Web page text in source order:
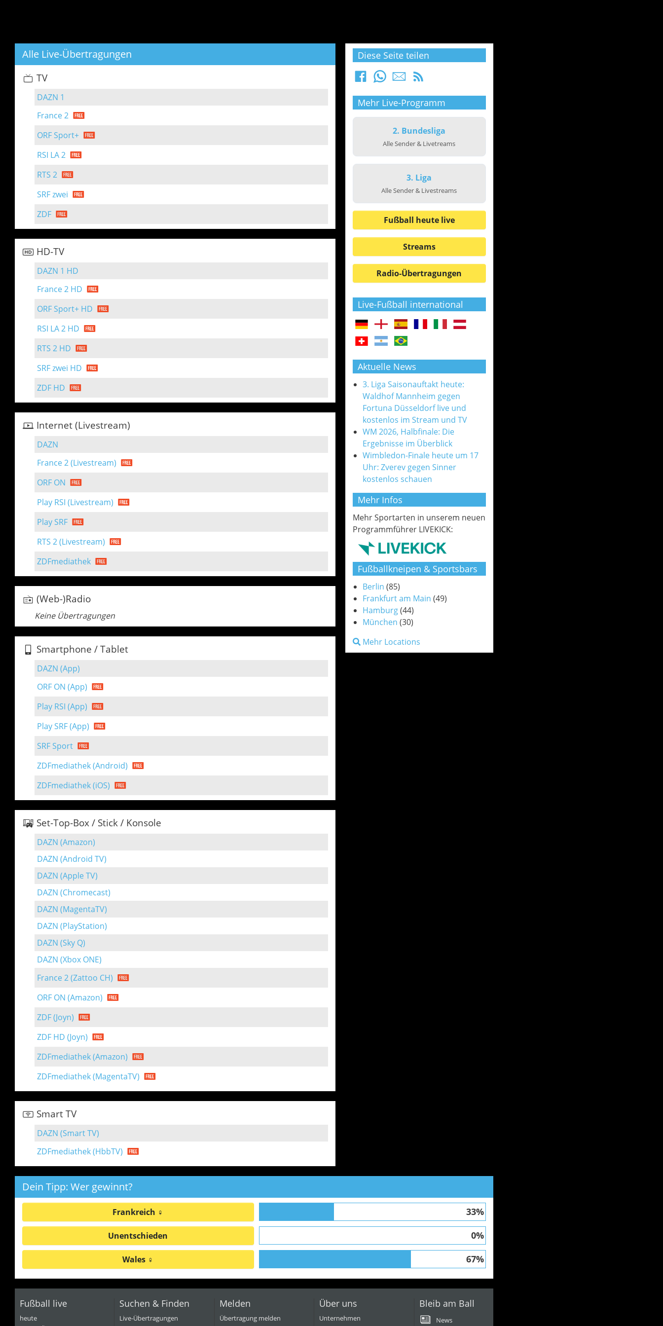
Alle Live-Übertragungen
TV
DAZN 1
France 2
ORF Sport+
RSI LA 2
RTS 2
SRF zwei
ZDF
HD-TV
DAZN 1 HD
France 2 HD
ORF Sport+ HD
RSI LA 2 HD
RTS 2 HD
SRF zwei HD
ZDF HD
Internet (Livestream)
DAZN
France 2 (Livestream)
ORF ON
Play RSI (Livestream)
Play SRF
RTS 2 (Livestream)
ZDFmediathek
(Web-)Radio
Keine Übertragungen
Smartphone / Tablet
DAZN (App)
ORF ON (App)
Play RSI (App)
Play SRF (App)
SRF Sport
ZDFmediathek (Android)
ZDFmediathek (iOS)
Set-Top-Box / Stick / Konsole
DAZN (Amazon)
DAZN (Android TV)
DAZN (Apple TV)
DAZN (Chromecast)
DAZN (MagentaTV)
DAZN (PlayStation)
DAZN (Sky Q)
DAZN (Xbox ONE)
France 2 (Zattoo CH)
ORF ON (Amazon)
ZDF (Joyn)
ZDF HD (Joyn)
ZDFmediathek (Amazon)
ZDFmediathek (MagentaTV)
Smart TV
DAZN (Smart TV)
ZDFmediathek (HbbTV)
Diese Seite teilen
Mehr Live-Programm
2. Bundesliga
Alle Sender & Livetreams
3. Liga
Alle Sender & Livestreams
Fußball heute live
Streams
Radio-Übertragungen
Live-Fußball international
Aktuelle News
3. Liga Saisonauftakt heute:
Waldhof Mannheim gegen
Fortuna Düsseldorf live und
kostenlos im Stream und TV
WM 2026, Halbfinale: Die
Ergebnisse im Überblick
Wimbledon-Finale heute um 17
Uhr: Zverev gegen Sinner
kostenlos schauen
Mehr Infos
Mehr Sportarten in unserem neuen
Programmführer LIVEKICK:
Fußballkneipen & Sportsbars
Berlin (85)
Frankfurt am Main (49)
Hamburg(44)
München (30)
Mehr Locations
Dein Tipp: Wer gewinnt?
Frankreich ♀ 33%
Unentschieden 0%
Wales ♀ 67%
Fußball live
heute
Suchen & Finden
Live-Übertragungen
Melden
Übertragung melden
Über uns
Unternehmen
Bleib am Ball
News